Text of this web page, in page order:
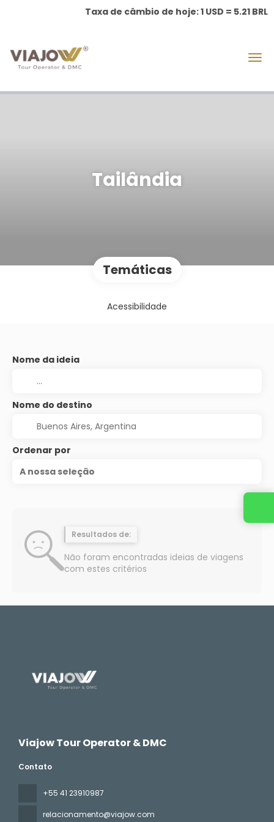
Taxa de câmbio de hoje: 1 USD = 5.21 BRL
Tailândia
Temáticas
Acessibilidade
Nome da ideia
Nome do destino
Ordenar por
A nossa seleção
Resultados de:
Não foram encontradas ideias de viagens
com estes critérios
Viajow Tour Operator & DMC
Contato
+55 41 23910987
relacionamento@viajow.com